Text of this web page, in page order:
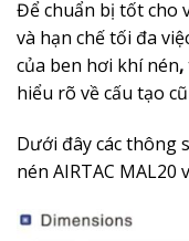
Để chuẩn bị tốt cho
và hạn chế tối đa
của ben hơi khí nén,
hiểu rõ về cấu tạo
Dưới đây các thông
nén AIRTAC MAL20